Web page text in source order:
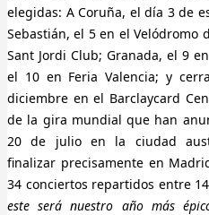
elegidas: A Coruña, el día 3 de
Sebastián, el 5 en el Velódromo
Sant Jordi Club; Granada, el 9
el 10 en Feria Valencia; y
diciembre en el Barclaycard
de la gira mundial que han
20 de julio en la ciudad
finalizar precisamente en
34 conciertos repartidos entre
este será nuestro año más